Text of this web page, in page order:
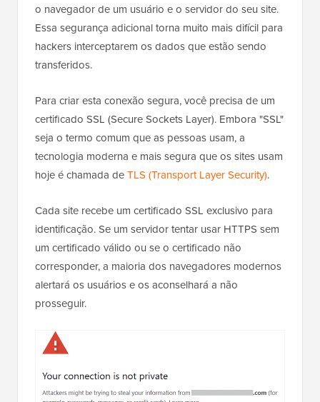
o navegador de um usuário e o servidor do seu site.
Essa segurança adicional torna muito mais difícil para
hackers interceptarem os dados que estão sendo
transferidos.
Para criar esta conexão segura, você precisa de um
certificado SSL (Secure Sockets Layer). Embora "SSL"
seja o termo comum que as pessoas usam, a
tecnologia moderna e mais segura que os sites usam
hoje é chamada deTLS (Transport Layer Security).
Cada site recebe um certificado SSL exclusivo para
identificação. Se um servidor tentar usar HTTPS sem
um certificado válido ou se o certificado não
corresponder, a maioria dos navegadores modernos
alertará os usuários e os aconselhará a não
prosseguir.